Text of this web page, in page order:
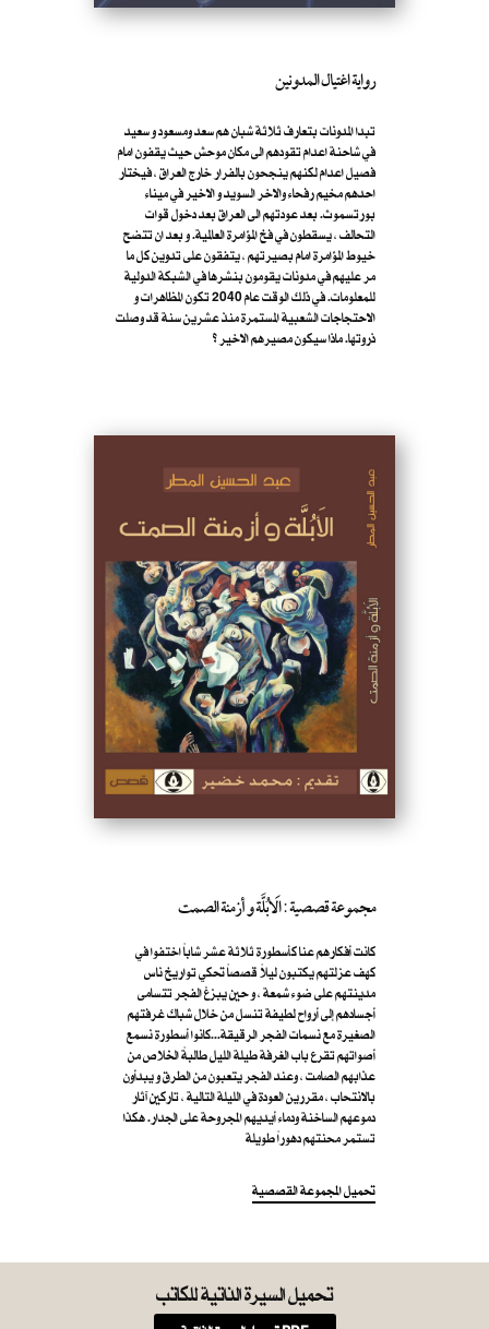
رواية اغتيال المدونين
تبدا المدونات بتعارف ثلاثة شبان هم سعد ومسعود و سعيد
في شاحنة اعدام تقودهم الى مكان موحش حيث يقفون امام
فصيل اعدام لكنهم ينجحون بالفرار خارج العراق ، فيختار
احدهم مخيم رفحاء والاخر السويد و الاخير في ميناء
بورتسموث. بعد عودتهم الى العراق بعد دخول قوات
التحالف ، يسقطون في فخ المؤامرة العالمية. و بعد ان تتضح
خيوط المؤامرة امام بصيرتهم ، يتفقون على تدوين كل ما
مر عليهم في مدونات يقومون بنشرها في الشبكة الدولية
للمعلومات. في ذلك الوقت عام 2040 تكون المظاهرات و
الاحتجاجات الشعبية المستمرة منذ عشرين سنة قد وصلت
ذروتها. ماذا سيكون مصيرهم الاخير ؟
مجموعة قصصية : الَابُلَّة و أزمنة الصمت
كانت أفكارهم عنا كأسطورة ثلاثة عشر شاباً اختفوا في
كهف عزلتهم يكتبون ليلاً قصصاً تحكي تواريخ ناس
مدينتهم على ضوء شمعة ، و حين يبزغ الفجر تتسامى
أجسادهم إلى أرواح لطيفة تنسل من خلال شباك غرفتهم
الصغيرة مع نسمات الفجر الرقيقة...كانوا أسطورة نسمع
أصواتهم تقرع باب الغرفة طيلة الليل طالبةً الخلاص من
عذابهم الصامت ، وعند الفجر يتعبون من الطرق و يبدأون
بالانتحاب ، مقررين العودة في الليلة التالية ، تاركين آثار
دموعهم الساخنة ودماء أيديهم المجروحة على الجدار. هكذا
تستمر محنتهم دهوراً طويلة
تحميل المجموعة القصصية
تحميل السيرة الذاتية للكاتب